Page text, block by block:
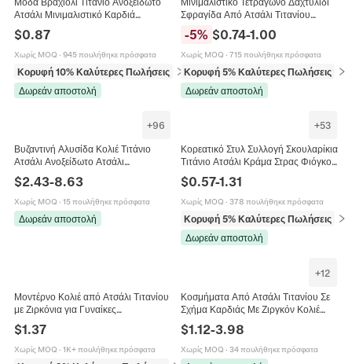
Ατσάλι Μινιμαλιστικό Καρδιά
Ελέφαντας Πεταλούδα Άπειρο
Κομψά Κοσμήματα Για Γυναίκες
$0.87
Χωρίς MOQ · 945 πουλήθηκε πρόσφατα
Κορυφή 10% Καλύτερες Πωλήσεις
σε Βραχιόλια
Δωρεάν αποστολή
Σφραγίδα Από Ατσάλι Τιτανίου
Γυαλισμένο Επίπεδο Κόσμημα Για
Γυναίκες
-5% $0.74-1.00
Χωρίς MOQ · 715 πουλήθηκε πρόσφατα
Κορυφή 5% Καλύτερες Πωλήσεις
σε
Δωρεάν αποστολή
+96
Βυζαντινή Αλυσίδα Κολιέ Τιτάνιο
Ατσάλι Ανοξείδωτο Ατσάλι
Τετράγωνοι Σύνδεσμοι Πάνκ
Κοσμήματα Μόδας Για Άνδρες
Γυναίκες
$2.43-8.63
Χωρίς MOQ · 15 πουλήθηκε πρόσφατα
Δωρεάν αποστολή
+53
Κορεατικό Στυλ Συλλογή Σκουλαρίκια
Τιτάνιο Ατσάλι Κράμα Στρας Φιόγκος
Καρδιά Αστέρι Φεγγάρι Τεχνητό
Μαργαριτάρι Καρφωτά Σκουλαρίκια
Γυναικεία Κοσμήματα
$0.57-1.31
Χωρίς MOQ · 378 πουλήθηκε πρόσφατα
Κορυφή 5% Καλύτερες Πωλήσεις
σε
Δωρεάν αποστολή
Μοντέρνο Κολιέ από Ατσάλι Τιτανίου
με Ζιρκόνια για Γυναίκες
με Κυλινδρικό Μενταγιόν Χρυσό
$1.37
Χωρίς MOQ · 1K+ πουλήθηκε πρόσφατα
+12
Κοσμήματα Από Ατσάλι Τιτανίου Σε
Σχήμα Καρδιάς Με Ζιργκόν Κολιέ
Δαχτυλίδι Κομψό Δώρο
$1.12-3.98
Χωρίς MOQ · 34 πουλήθηκε πρόσφατα